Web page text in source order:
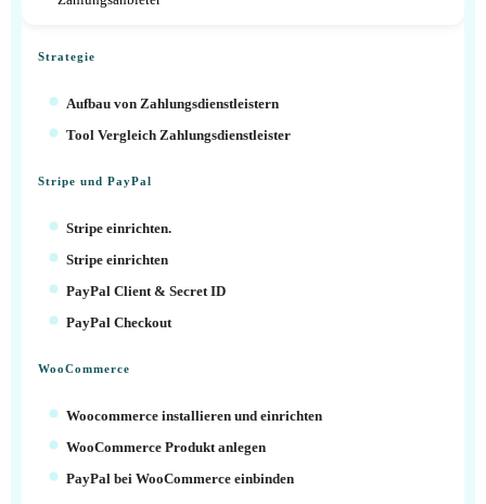
Strategie
Aufbau von Zahlungsdienstleistern
Tool Vergleich Zahlungsdienstleister
Stripe und PayPal
Stripe einrichten.
Stripe einrichten
PayPal Client & Secret ID
PayPal Checkout
WooCommerce
Woocommerce installieren und einrichten
WooCommerce Produkt anlegen
PayPal bei WooCommerce einbinden